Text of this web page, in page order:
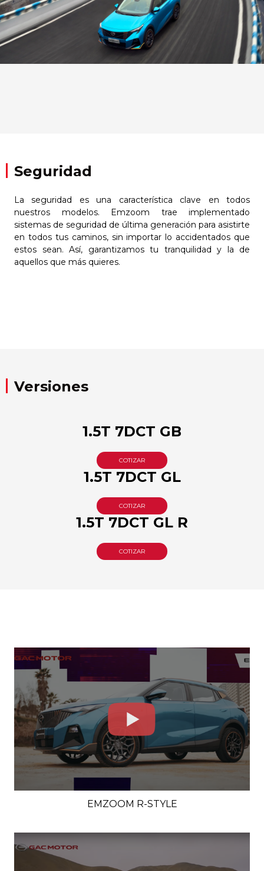
Seguridad
La seguridad es una característica clave en todos
nuestros modelos. Emzoom trae implementado
sistemas de seguridad de última generación para asistirte
en todos tus caminos, sin importar lo accidentados que
estos sean. Así, garantizamos tu tranquilidad y la de
aquellos que más quieres.
Versiones
1.5T 7DCT GB
COTIZAR
1.5T 7DCT GL
COTIZAR
1.5T 7DCT GL R
COTIZAR
EMZOOM R-STYLE